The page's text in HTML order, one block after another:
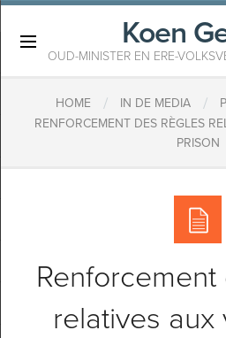
Koen
OUD-MINISTER EN ERE-
HOME / IN DE MEDIA /
RENFORCEMENT DES RÈGLES
PRISON
relatives aux